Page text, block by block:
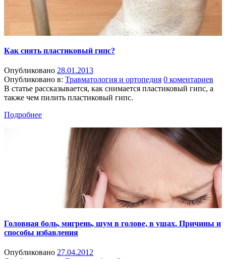
Как снять пластиковый гипс?
Опубликовано 28.01.2013
Опубликовано в: Травматология и ортопедия 0 коментариев
В статье рассказывается, как снимается пластиковый гипс, а
также чем пилить пластиковый гипс.
Подробнее
Головная боль, мигрень, шум в голове, в ушах. Причины и
способы избавления
Опубликовано 27.04.2012